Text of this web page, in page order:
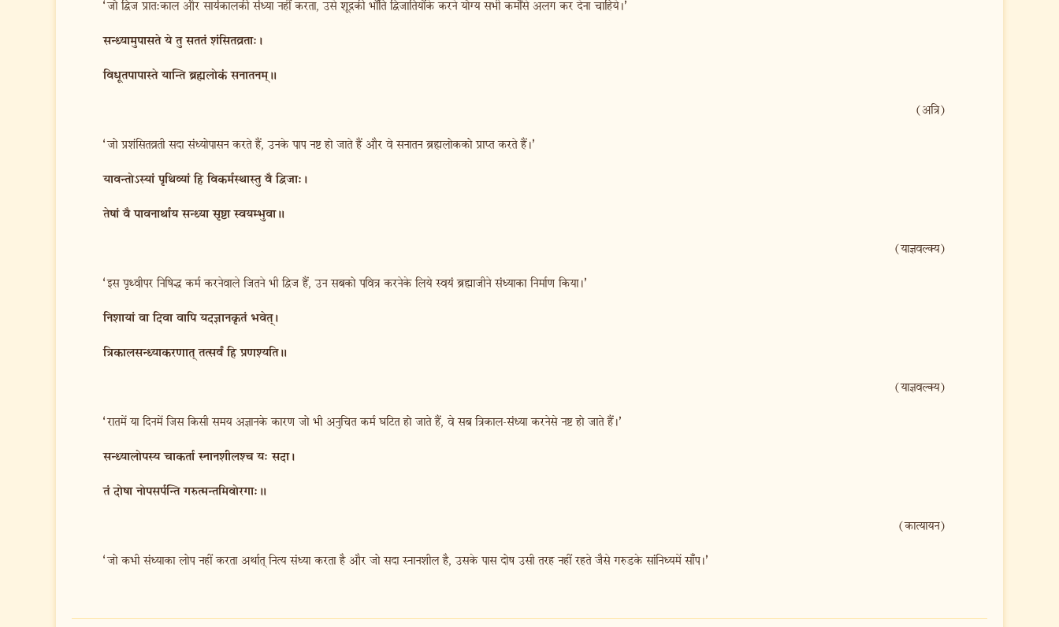
‘जो द्विज प्रात:काल और सायंकालकी संध्या नहीं करता, उसे शूद्रकी भाँति द्विजातियोंके करने योग्य सभी कर्मोंसे अलग कर देना चाहिये।’
सन्ध्यामुपासते ये तु सततं शंसितव्रता:।
विधूतपापास्ते यान्ति ब्रह्मलोकं सनातनम्॥
(अत्रि)
‘जो प्रशंसितव्रती सदा संध्योपासन करते हैं, उनके पाप नष्ट हो जाते हैं और वे सनातन ब्रह्मलोकको प्राप्त करते हैं।’
यावन्तोऽस्यां पृथिव्यां हि विकर्मस्थास्तु वै द्विजा:।
तेषां वै पावनार्थाय सन्ध्या सृष्टा स्वयम्भुवा॥
(याज्ञवल्क्य)
‘इस पृथ्वीपर निषिद्ध कर्म करनेवाले जितने भी द्विज हैं, उन सबको पवित्र करनेके लिये स्वयं ब्रह्माजीने संध्याका निर्माण किया।’
निशायां वा दिवा वापि यदज्ञानकृतं भवेत्।
त्रिकालसन्ध्याकरणात् तत्सर्वं हि प्रणश्यति॥
(याज्ञवल्क्य)
‘रातमें या दिनमें जिस किसी समय अज्ञानके कारण जो भी अनुचित कर्म घटित हो जाते हैं, वे सब त्रिकाल-संध्या करनेसे नष्ट हो जाते हैं।’
सन्ध्यालोपस्य चाकर्ता स्नानशीलश्च य: सदा।
तं दोषा नोपसर्पन्ति गरुत्मन्तमिवोरगा:॥
(कात्यायन)
‘जो कभी संध्याका लोप नहीं करता अर्थात् नित्य संध्या करता है और जो सदा स्नानशील है, उसके पास दोष उसी तरह नहीं रहते जैसे गरुडके सांनिध्यमें साँप।’